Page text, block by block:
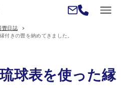
畳日誌
付きの畳を納めてきました。
球表を使った縁